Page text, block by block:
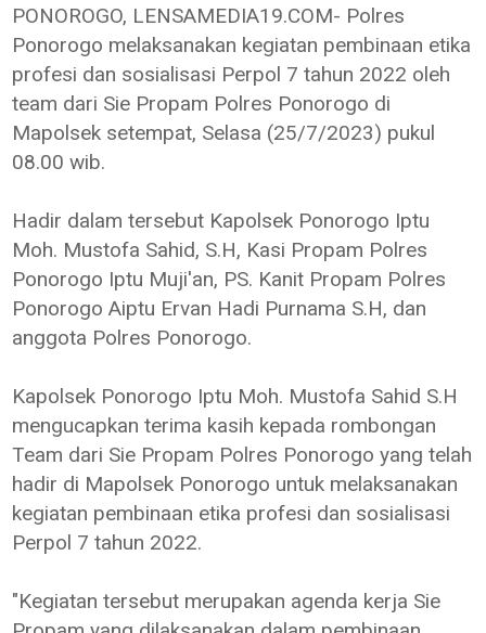
PONOROGO, LENSAMEDIA19.COM- Polres
Ponorogo melaksanakan kegiatan pembinaan etika
profesi dan sosialisasi Perpol 7 tahun 2022 oleh
team dari Sie Propam Polres Ponorogo di
Mapolsek setempat, Selasa (25/7/2023) pukul
08.00 wib.
Hadir dalam tersebut Kapolsek Ponorogo Iptu
Moh. Mustofa Sahid, S.H, Kasi Propam Polres
Ponorogo Iptu Muji'an, PS. Kanit Propam Polres
Ponorogo Aiptu Ervan Hadi Purnama S.H, dan
anggota Polres Ponorogo.
Kapolsek Ponorogo Iptu Moh. Mustofa Sahid S.H
mengucapkan terima kasih kepada rombongan
Team dari Sie Propam Polres Ponorogo yang telah
hadir di Mapolsek Ponorogo untuk melaksanakan
kegiatan pembinaan etika profesi dan sosialisasi
Perpol 7 tahun 2022.
"Kegiatan tersebut merupakan agenda kerja Sie